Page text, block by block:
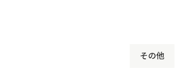
その他